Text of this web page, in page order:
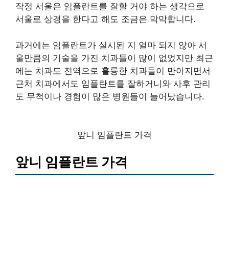
작정 서울은 임플란트를 잘할 거야 하는 생각으로
서울로 상경을 한다고 해도 조금은 막막합니다.
과거에는 임플란트가 실시된 지 얼마 되지 않아 서
울만큼의 기술을 가진 치과들이 많이 없었지만 최근
에는 치과도 전역으로 훌륭한 치과들이 만아지면서
근처 치과에서도 임플란트를 잘하거니와 사후 관리
도 무척이나 경험이 많은 병원들이 늘어났습니다.
앞니 임플란트 가격
앞니 임플란트 가격